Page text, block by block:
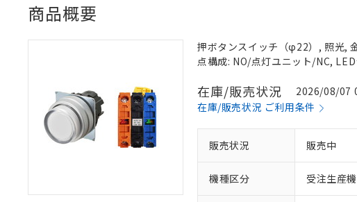
商品概要
押ボタンスイッチ（φ22）, 照光,
点構成: NO/点灯ユニット/NC,
在庫/販売状況
2026/08/07
在庫/販売状況 ご利用条件
販売状況 販売中
機種区分 受注生産